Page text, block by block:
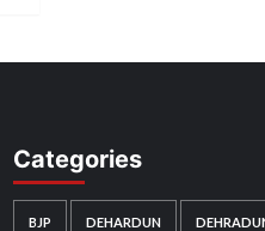
Categories
BJP DEHARDUN